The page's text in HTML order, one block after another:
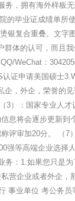
，拥有海外样板
的毕业证成绩单所
银复合重叠。文字
体的认可，而且
WeChat：
证申请美国硕士
，外企，荣誉的
3）：国家专业人
息将会逐步更新
评审加20分。 （7
强等高端企业选择人
：1.如果您只是
营企业或者外企
事业单位 考公务员